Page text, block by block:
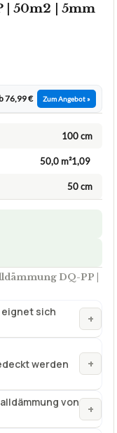
50m2 | 5mm
76,99 € Zum Angebot »
100 cm
50,0 m²1,09 
50 cm
DQ-PP |
eignet sich
+
werden
+
von
+